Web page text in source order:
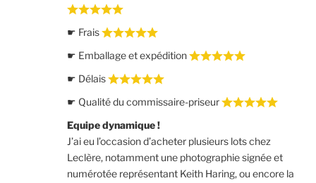
☛ Frais
☛ Emballage et expédition
☛ Délais
☛ Qualité du commissaire-priseur
Equipe dynamique !
J’ai eu l’occasion d’acheter plusieurs lots chez
Leclère, notamment une photographie signée et
numérotée représentant Keith Haring, ou encore la